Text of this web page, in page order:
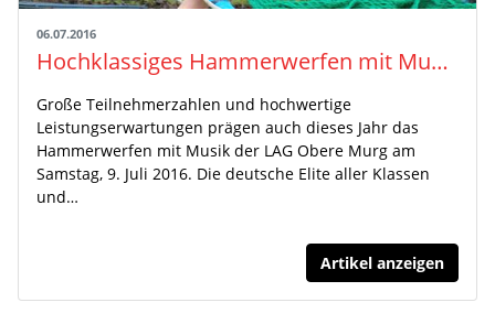
06.07.2016
Hochklassiges Hammerwerfen mit Musik in Langenbrand/Schwarzwald
Große Teilnehmerzahlen und hochwertige
Leistungserwartungen prägen auch dieses Jahr das
Hammerwerfen mit Musik der LAG Obere Murg am
Samstag, 9. Juli 2016. Die deutsche Elite aller Klassen
und…
Artikel anzeigen